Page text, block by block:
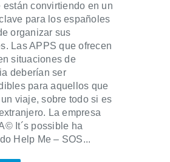
están convirtiendo en un
para los españoles
organizar sus
Las APPS que ofrecen
situaciones de
deberían ser
para aquellos que
viaje, sobre todo si es
La empresa
It´s possible ha
Help Me – SOS...